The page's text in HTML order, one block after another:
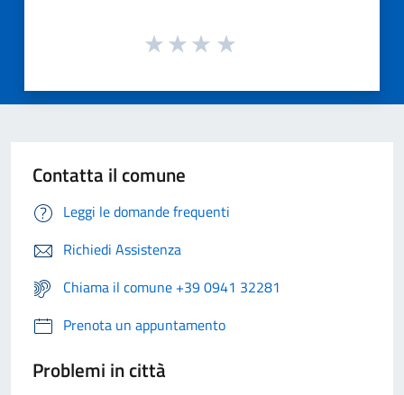
Contatta il comune
Leggi le domande frequenti
Richiedi Assistenza
Chiama il comune +39 0941 32281
Prenota un appuntamento
Problemi in città